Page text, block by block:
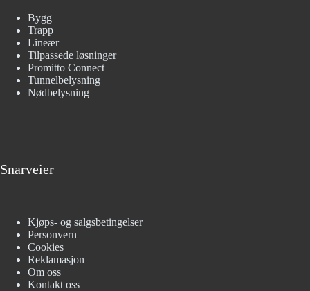
Bygg
Trapp
Lineær
Tilpassede løsninger
Promitto Connect
Tunnelbelysning
Nødbelysning
Snarveier
Kjøps- og salgsbetingelser
Personvern
Cookies
Reklamasjon
Om oss
Kontakt oss